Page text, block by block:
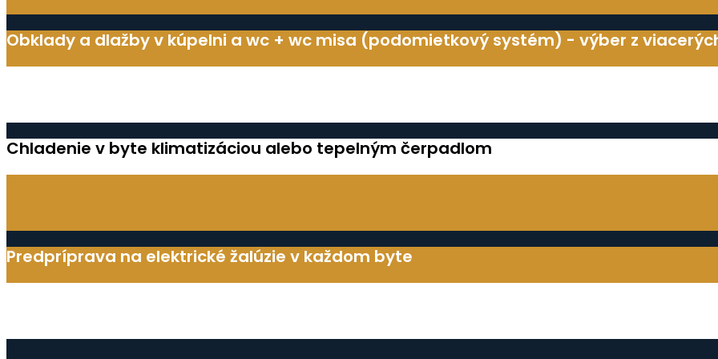
Obklady a dlažby v kúpelni a wc + wc misa (podomietkový systém) - výber z
Chladenie v byte klimatizáciou alebo tepelným čerpadlom
Predpríprava na elektrické žalúzie v každom byte